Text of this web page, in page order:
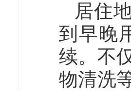
居住
到早晚
续。不
物清洗